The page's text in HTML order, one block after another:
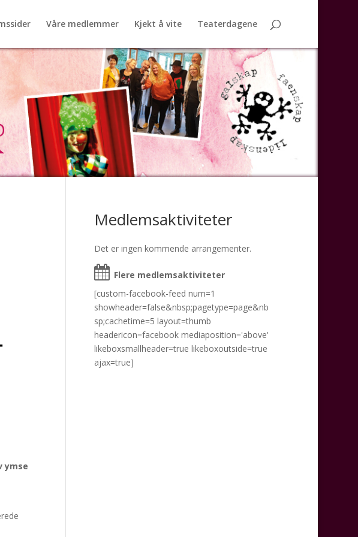
Våre medlemmer Kjekt å vite Teaterdagene
ymse
Medlemsaktiviteter
Det er ingen kommende arrangementer.
Flere medlemsaktiviteter
[custom-facebook-feed num=1
showheader=false&nbsp;pagetype=page&nb
sp;cachetime=5 layout=thumb
headericon=facebook mediaposition='above'
likeboxsmallheader=true likeboxoutside=true
ajax=true]